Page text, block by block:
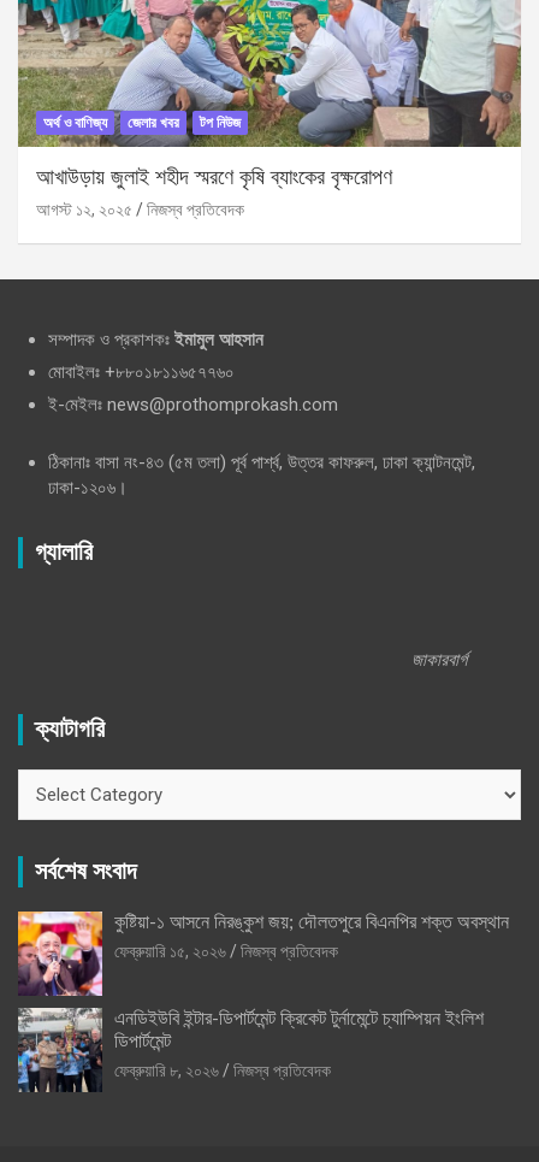
অর্থ ও বাণিজ্য জেলার খবর টপ নিউজ
আখাউড়ায় জুলাই শহীদ স্মরণে কৃষি ব্যাংকের বৃক্ষরোপণ
আগস্ট ১২, ২০২৫ নিজস্ব প্রতিবেদক
সম্পাদক ও প্রকাশকঃ ইমামুল আহসান
মোবাইলঃ +৮৮০১৮১১৬৫৭৭৬০
ই-মেইলঃ news@prothomprokash.com
ঠিকানাঃ বাসা নং-৪৩ (৫ম তলা) পূর্ব পার্শ্ব, উত্তর কাফরুল, ঢাকা ক্যান্টনমেন্ট,
ঢাকা-১২০৬।
গ্যালারি
জাকারবার্গ
ক্যাটাগরি
সর্বশেষ সংবাদ
কুষ্টিয়া-১ আসনে নিরঙ্কুশ জয়; দৌলতপুরে বিএনপির শক্ত অবস্থান
ফেব্রুয়ারি ১৫, ২০২৬
নিজস্ব প্রতিবেদক
এনডিইউবি ইন্টার-ডিপার্টমেন্ট ক্রিকেট টুর্নামেন্টে চ্যাম্পিয়ন ইংলিশ
ডিপার্টমেন্ট
ফেব্রুয়ারি ৮, ২০২৬
নিজস্ব প্রতিবেদক